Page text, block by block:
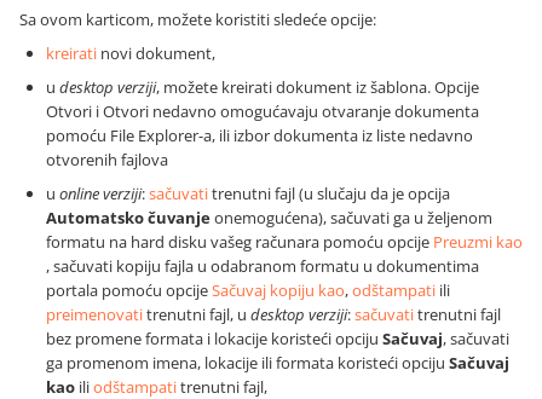
Sa ovom karticom, možete koristiti sledeće opcije:
kreirati novi dokument,
u desktop verziji, možete kreirati dokument iz šablona. Opcije
Otvori i Otvori nedavno omogućavaju otvaranje dokumenta
pomoću File Explorer-a, ili izbor dokumenta iz liste nedavno
otvorenih fajlova
u online verziji:sačuvatitrenutni fajl (u slučaju da je opcija
Automatsko čuvanjeonemogućena), sačuvati ga u željenom
formatu na hard disku vašeg računara pomoću opcije Preuzmi kao
, sačuvati kopiju fajla u odabranom formatu u dokumentima
portala pomoću opcijeSačuvaj kopiju kao,odštampati ili
preimenovatitrenutni fajl, u desktop verziji:sačuvatitrenutni fajl
bez promene formata i lokacije koristeći opciju Sačuvaj, sačuvati
ga promenom imena, lokacije ili formata koristeći opciju Sačuvaj
kao iliodštampatitrenutni fajl,